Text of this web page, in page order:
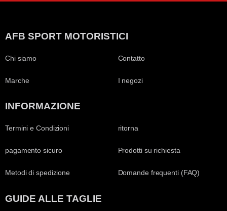
AFB SPORT MOTORISTICI
Chi siamo
Marche
Contatto
I negozi
INFORMAZIONE
Termini e Condizioni
pagamento sicuro
Metodi di spedizione
ritorna
Prodotti su richiesta
Domande frequenti (FAQ)
GUIDE ALLE TAGLIE